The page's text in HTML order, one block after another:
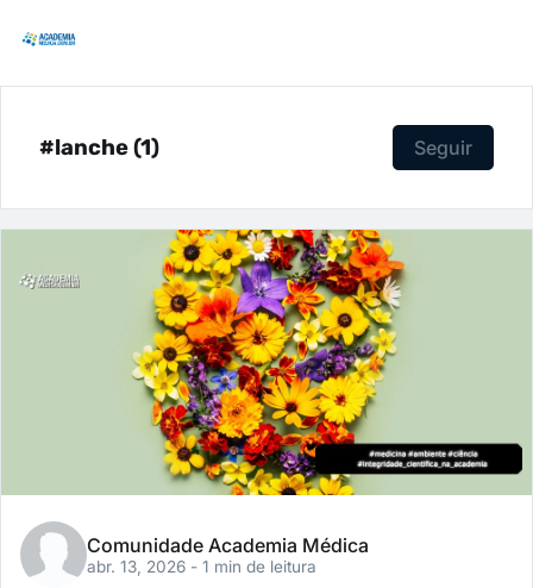
#lanche (1) Seguir
Comunidade Academia Médica
abr. 13, 2026 - 1 min de leitura